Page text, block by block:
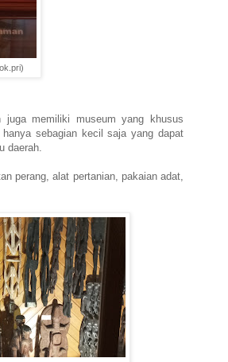
juga memiliki museum yang khusus
sebagian kecil saja yang dapat
daerah.
perang, alat pertanian, pakaian adat,